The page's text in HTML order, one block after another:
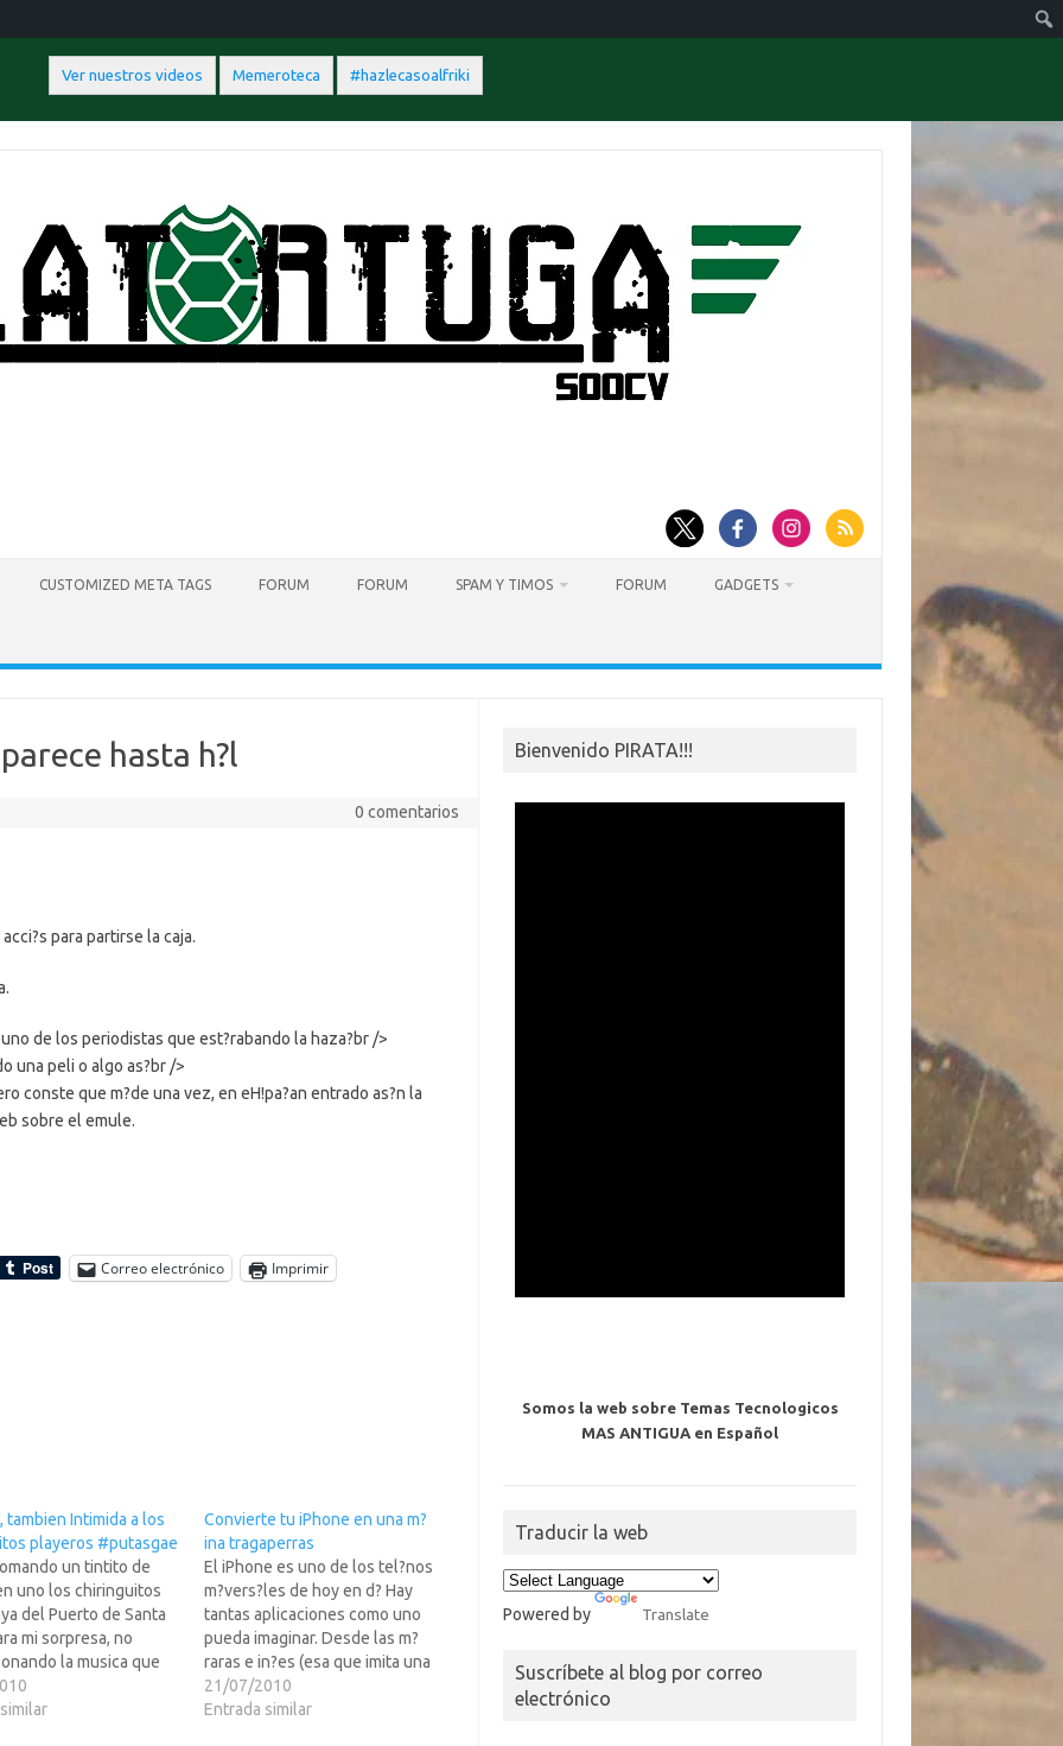
Ver nuestros videos Memeroteca #hazlecasoalfriki
CUSTOMIZED META TAGS FORUM FORUM SPAM Y TIMOS FORUM GADGETS
hasta h?l
0 comentarios
para partirse la caja.
de los periodistas que est?rabando la haza?br />
una peli o algo as?br />
conste que m?de una vez, en eH!pa?an entrado as?n la
sobre el emule.
Correo electrónico Imprimir
tambien Intimida a los
playeros #putasgae
un tintito de
uno los chiringuitos
del Puerto de Santa
mi sorpresa, no
la musica que
sonado en esos
de playa.ya sabeis en
Convierte tu iPhone en una m?
ina tragaperras
El iPhone es uno de los tel?nos
m?vers?les de hoy en d? Hay
tantas aplicaciones como uno
pueda imaginar. Desde las m?
raras e in?es (esa que imita una
vuvuzela) hasta las m?
recomendadas (un Sudoku, por
21/07/2010
Entrada similar
Bienvenido PIRATA!!!
Somos la web sobre Temas Tecnologicos
MAS ANTIGUA en Español
Traducir la web
Powered by Translate
Suscríbete al blog por correo
electrónico